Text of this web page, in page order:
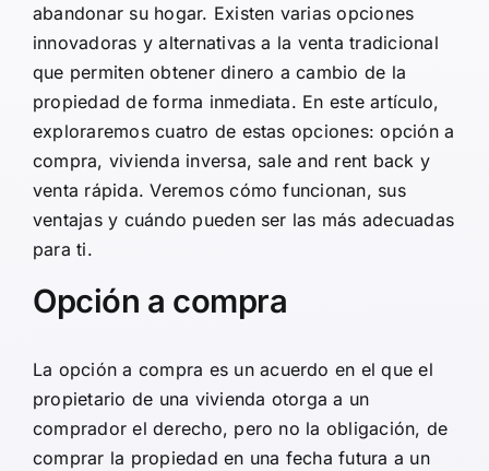
abandonar su hogar. Existen varias opciones
innovadoras y alternativas a la venta tradicional
que permiten obtener dinero a cambio de la
propiedad de forma inmediata. En este artículo,
exploraremos cuatro de estas opciones: opción a
compra, vivienda inversa, sale and rent back y
venta rápida. Veremos cómo funcionan, sus
ventajas y cuándo pueden ser las más adecuadas
para ti.
Opción a compra
La opción a compra es un acuerdo en el que el
propietario de una vivienda otorga a un
comprador el derecho, pero no la obligación, de
comprar la propiedad en una fecha futura a un